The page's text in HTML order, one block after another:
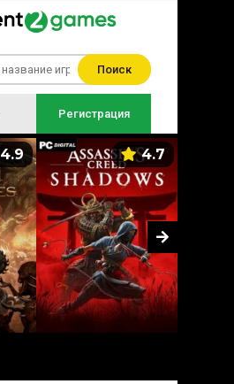
Поиск
Регистрация
4.9 4.7